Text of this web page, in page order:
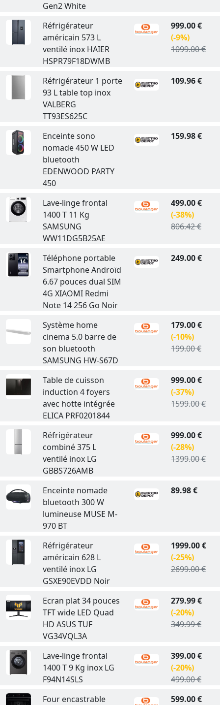
Gen2 White
Réfrigérateur
américain 573 L
ventilé inox HAIER
HSPR79F18DWMB
999.00 €
(-9%)
1099.00 €
Réfrigérateur 1 porte
93 L table top inox
VALBERG
TT93ES625C
109.96 €
Enceinte sono
nomade 450 W LED
bluetooth
EDENWOOD PARTY
450
159.98 €
Lave-linge frontal
1400 T 11 Kg
SAMSUNG
WW11DG5B25AE
499.00 €
(-38%)
806.42 €
Téléphone portable
Smartphone Androïd
6.67 pouces dual SIM
4G XIAOMI Redmi
Note 14 256 Go Noir
249.00 €
Système home
cinema 5.0 barre de
son bluetooth
SAMSUNG HW-S67D
179.00 €
(-10%)
199.00 €
Table de cuisson
induction 4 foyers
avec hotte intégrée
ELICA PRF0201844
999.00 €
(-37%)
1599.00 €
Réfrigérateur
combiné 375 L
ventilé inox LG
GBBS726AMB
999.00 €
(-28%)
1399.00 €
Enceinte nomade
bluetooth 300 W
lumineuse MUSE M-
970 BT
89.98 €
Réfrigérateur
américain 628 L
ventilé inox LG
GSXE90EVDD Noir
1999.00 €
(-25%)
2699.00 €
Ecran plat 34 pouces
TFT wide LED Quad
HD ASUS TUF
VG34VQL3A
279.99 €
(-20%)
349.99 €
Lave-linge frontal
1400 T 9 Kg inox LG
F94N14SLS
399.00 €
(-20%)
499.00 €
Four encastrable
599.00 €